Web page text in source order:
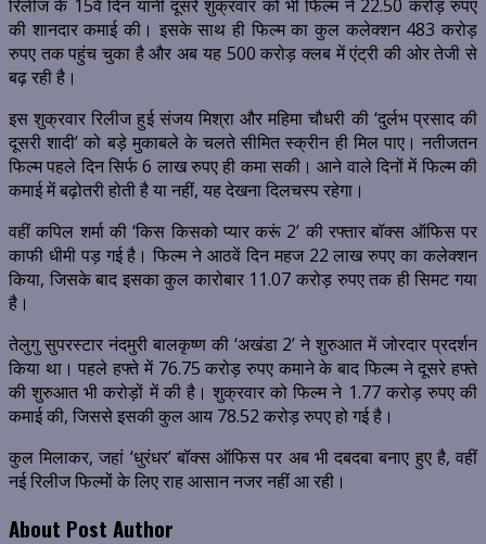
रिलीज के 15वें दिन यानी दूसरे शुक्रवार को भी फिल्म ने 22.50 करोड़ रुपए
की शानदार कमाई की। इसके साथ ही फिल्म का कुल कलेक्शन 483 करोड़
रुपए तक पहुंच चुका है और अब यह 500 करोड़ क्लब में एंट्री की ओर तेजी से
बढ़ रही है।
इस शुक्रवार रिलीज हुई संजय मिश्रा और महिमा चौधरी की ‘दुर्लभ प्रसाद की
दूसरी शादी’ को बड़े मुकाबले के चलते सीमित स्क्रीन ही मिल पाए। नतीजतन
फिल्म पहले दिन सिर्फ 6 लाख रुपए ही कमा सकी। आने वाले दिनों में फिल्म की
कमाई में बढ़ोतरी होती है या नहीं, यह देखना दिलचस्प रहेगा।
वहीं कपिल शर्मा की ‘किस किसको प्यार करूं 2’ की रफ्तार बॉक्स ऑफिस पर
काफी धीमी पड़ गई है। फिल्म ने आठवें दिन महज 22 लाख रुपए का कलेक्शन
किया, जिसके बाद इसका कुल कारोबार 11.07 करोड़ रुपए तक ही सिमट गया
है।
तेलुगु सुपरस्टार नंदमुरी बालकृष्ण की ‘अखंडा 2’ ने शुरुआत में जोरदार प्रदर्शन
किया था। पहले हफ्ते में 76.75 करोड़ रुपए कमाने के बाद फिल्म ने दूसरे हफ्ते
की शुरुआत भी करोड़ों में की है। शुक्रवार को फिल्म ने 1.77 करोड़ रुपए की
कमाई की, जिससे इसकी कुल आय 78.52 करोड़ रुपए हो गई है।
कुल मिलाकर, जहां ‘धुरंधर’ बॉक्स ऑफिस पर अब भी दबदबा बनाए हुए है, वहीं
नई रिलीज फिल्मों के लिए राह आसान नजर नहीं आ रही।
About Post Author